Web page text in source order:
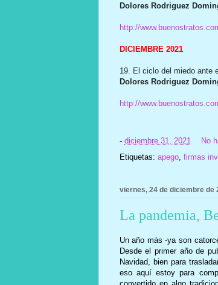
Dolores Rodriguez
http://
DICIEMBRE 2021
19. El ciclo del miedo ante
Dolores Rodriguez
http://
- diciembre 31, 2021
No
Etiquetas: apego, firmas
viernes, 24 de diciembre de
La pandemia,
Un año más -ya son
Desde el primer año de
Navidad, bien para
eso aquí estoy para